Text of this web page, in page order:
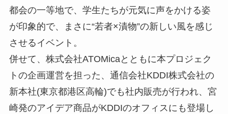
都会の一等地で、学生たちが元気に声をかける姿
が印象的で、まさに“若者×漬物”の新しい風を感じ
させるイベント。
併せて、株式会社ATOMicaとともに本プロジェク
トの企画運営を担った、通信会社KDDI株式会社の
新本社(東京都港区高輪)でも社内販売が行われ、宮
崎発のアイデア商品がKDDIのオフィスにも登場し